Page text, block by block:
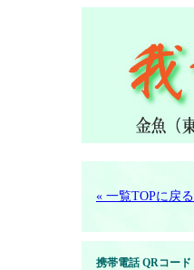
« 一覧TOPに戻る
携帯電話 QRコード